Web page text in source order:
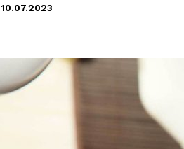
10.07.2023